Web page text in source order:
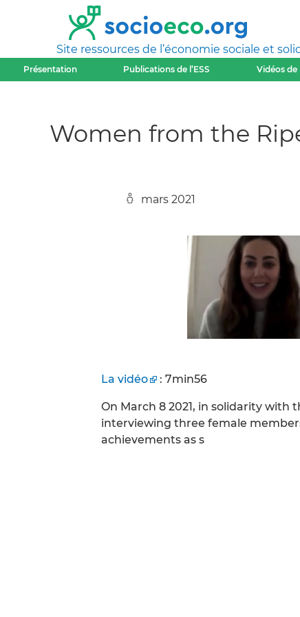
Site ressources de l’économie sociale et
Présentation Publications de l’ESS Vidéos de
Women from the
mars 2021
La vidéo : 7min56
On March 8 2021, in solidarity with
interviewing three female
achievements as s